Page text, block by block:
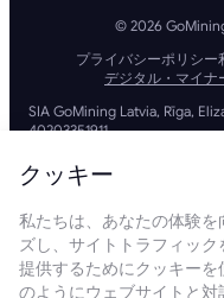
© 2026
プライバシーポリシー
デジタル・マイナ
SIA GoMining Latvia, Rīga,
40203351911
Tortola, British Virgin Islands,
BMINE BVI LIMITED, Trinity
GoMining (British Virgin
BMINE BVI LIMITEDは、すべ
ており、マネーロンダリング
力で取り組んでいます。当社
クッキー
私たちは、あなたの体験
ズし、サイトトラフィッ
提供するためにクッキー
のようにウェブサイトと